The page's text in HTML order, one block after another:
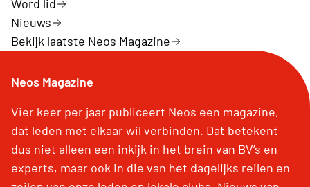
Word lid
Nieuws
Bekijk laatste Neos Magazine
Neos Magazine
Vier keer per jaar publiceert Neos een magazine,
dat leden met elkaar wil verbinden. Dat betekent
dus niet alleen een inkijk in het brein van BV’s en
experts, maar ook in die van het dagelijks reilen en